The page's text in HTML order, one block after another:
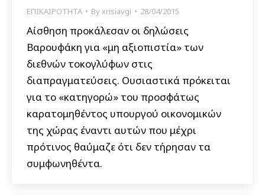
ΕΠΙΚΑΙΡΟΤΗΤΑ Byxrisiavgi 28/04/2015
Αίσθηση προκάλεσαν οι δηλώσεις
Βαρουφάκη για «μη αξιοπιστία» των
διεθνών τοκογλύφων στις
διαπραγματεύσεις. Ουσιαστικά πρόκειται
για το «κατηγορώ» του προσφάτως
καρατομηθέντος υπουργού οικονομικών
της χώρας έναντι αυτών που μέχρι
πρότινος θαύμαζε ότι δεν τήρησαν τα
συμφωνηθέντα.